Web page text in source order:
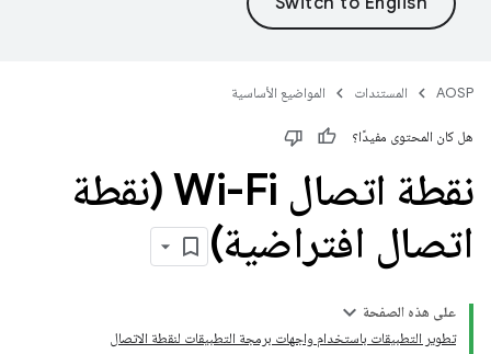
AOSP المستندات المواضيع الأساسية
هل كان المحتوى مفيدًا؟
نقطة اتصال Wi-Fi (نقطة
اتصال افتراضية)
على هذه الصفحة
تطوير التطبيقات باستخدام واجهات برمجة التطبيقات لنقطة الاتصال